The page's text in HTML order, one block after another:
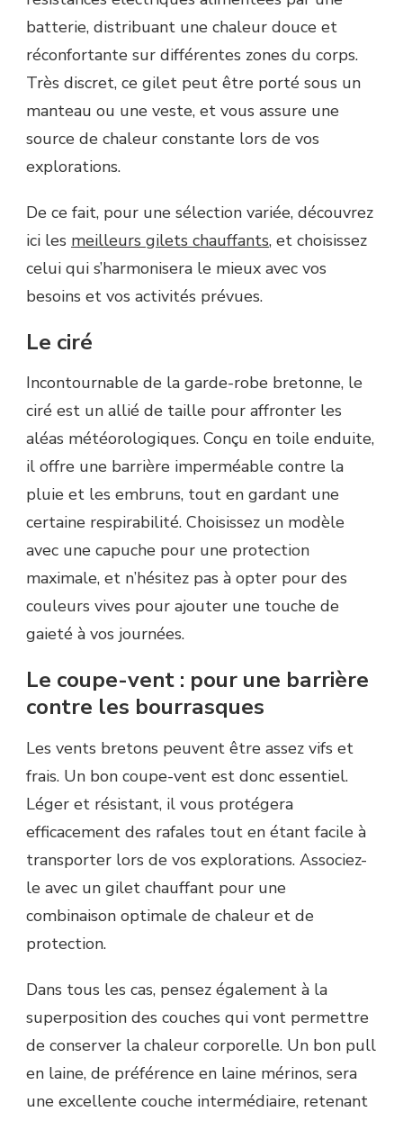
batterie, distribuant une chaleur douce et
réconfortante sur différentes zones du corps.
Très discret, ce gilet peut être porté sous un
manteau ou une veste, et vous assure une
source de chaleur constante lors de vos
explorations.
De ce fait, pour une sélection variée, découvrez
ici les meilleurs gilets chauffants, et choisissez
celui qui s’harmonisera le mieux avec vos
besoins et vos activités prévues.
Le ciré
Incontournable de la garde-robe bretonne, le
ciré est un allié de taille pour affronter les
aléas météorologiques. Conçu en toile enduite,
il offre une barrière imperméable contre la
pluie et les embruns, tout en gardant une
certaine respirabilité. Choisissez un modèle
avec une capuche pour une protection
maximale, et n’hésitez pas à opter pour des
couleurs vives pour ajouter une touche de
gaieté à vos journées.
Le coupe-vent : pour une barrière
contre les bourrasques
Les vents bretons peuvent être assez vifs et
frais. Un bon coupe-vent est donc essentiel.
Léger et résistant, il vous protégera
efficacement des rafales tout en étant facile à
transporter lors de vos explorations. Associez-
le avec un gilet chauffant pour une
combinaison optimale de chaleur et de
protection.
Dans tous les cas, pensez également à la
superposition des couches qui vont permettre
de conserver la chaleur corporelle. Un bon pull
en laine, de préférence en laine mérinos, sera
une excellente couche intermédiaire, retenant